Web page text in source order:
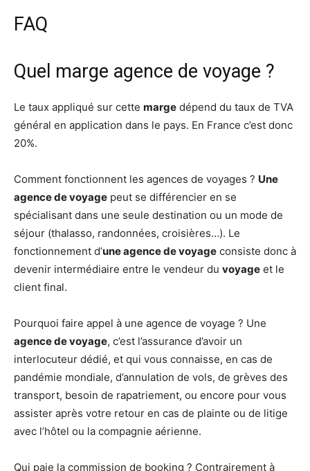
FAQ
Quel marge agence de voyage ?
Le taux appliqué sur cette marge dépend du taux de TVA
général en application dans le pays. En France c’est donc
20%.
Comment fonctionnent les agences de voyages ? Une
agence de voyage peut se différencier en se
spécialisant dans une seule destination ou un mode de
séjour (thalasso, randonnées, croisières…). Le
fonctionnement d’une agence de voyage consiste donc à
devenir intermédiaire entre le vendeur du voyage et le
client final.
Pourquoi faire appel à une agence de voyage ? Une
agence de voyage, c’est l’assurance d’avoir un
interlocuteur dédié, et qui vous connaisse, en cas de
pandémie mondiale, d’annulation de vols, de grèves des
transport, besoin de rapatriement, ou encore pour vous
assister après votre retour en cas de plainte ou de litige
avec l’hôtel ou la compagnie aérienne.
Qui paie la commission de booking ? Contrairement à